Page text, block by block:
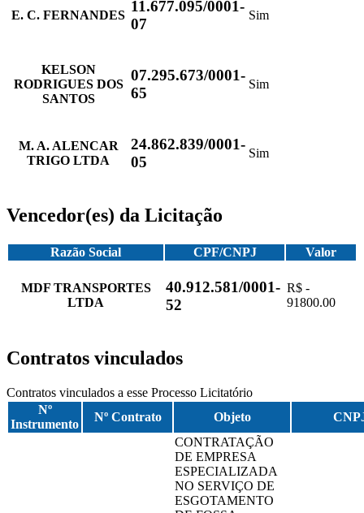
E. C. FERNANDES 11.677.095/0001-
07
Sim
KELSON
RODRIGUES DOS
SANTOS
07.295.673/0001-
65
Sim
M. A. ALENCAR
TRIGO LTDA
24.862.839/0001-
05
Sim
Vencedor(es) da Licitação
Razão Social CPF/CNPJ Valor
MDF TRANSPORTES
LTDA
40.912.581/0001-
52
R$ -
91800.00
Contratos vinculados
Contratos vinculados a esse Processo Licitatório
Nº
Instrumento
Nº Contrato Objeto
CONTRATAÇÃO
DE EMPRESA
ESPECIALIZADA
NO SERVIÇO DE
ESGOTAMENTO